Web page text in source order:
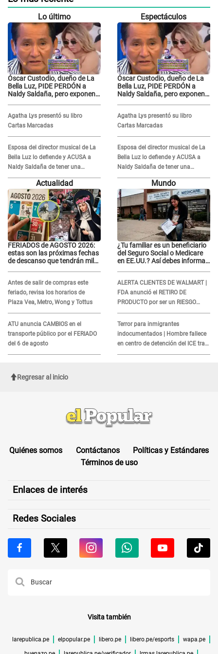
Lo último
Óscar Custodio, dueño de La
Bella Luz, PIDE PERDÓN a
Naldy Saldaña, pero exponen
grabar"
Agatha Lys presentó su libro
Cartas Marcadas
Esposa del director musical de La
Bella Luz lo defiende y ACUSA a
Naldy Saldaña de tener una
relación con él y otros integrantes
Espectáculos
Óscar Custodio, dueño de La
Bella Luz, PIDE PERDÓN a
Naldy Saldaña, pero exponen
grabar"
Agatha Lys presentó su libro
Cartas Marcadas
Esposa del director musical de La
Bella Luz lo defiende y ACUSA a
Naldy Saldaña de tener una
relación con él y otros integrantes
Actualidad
FERIADOS de AGOSTO 2026:
estas son las próximas fechas
de descanso que tendrán miles
Antes de salir de compras este
feriado, revisa los horarios de
Plaza Vea, Metro, Wong y Tottus
ATU anuncia CAMBIOS en el
transporte público por el FERIADO
del 6 de agosto
Mundo
¿Tu familiar es un beneficiario
del Seguro Social o Medicare
en EE.UU.? Así debes informar
ALERTA CLIENTES DE WALMART |
FDA anunció el RETIRO DE
PRODUCTO por ser un RIESGO
MORTAL para consumidores: ¿Cuál
es?
Terror para inmigrantes
indocumentados | Hombre fallece
en centro de detención del ICE tras
sufrir una "emergencia médica"
Regresar al inicio
Quiénes somos Contáctanos
Políticas y Estándares
Términos de uso
Enlaces de interés
Redes Sociales
Visita también
larepublica.pe elpopular.pe libero.pe libero.pe/esports wapa.pe